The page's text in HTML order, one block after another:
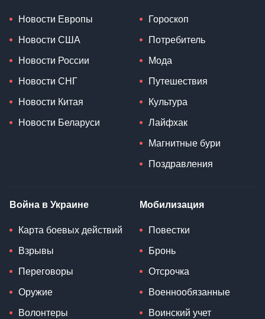
Новости Европы
Новости США
Новости России
Новости СНГ
Новости Китая
Новости Беларуси
Гороскоп
Потребитель
Мода
Путешествия
Культура
Лайфхак
Магнитные бури
Поздравления
Война в Украине
Карта боевых действий
Взрывы
Переговоры
Оружие
Волонтеры
Мобилизация
Повестки
Бронь
Отсрочка
Военнообязанные
Воинский учет